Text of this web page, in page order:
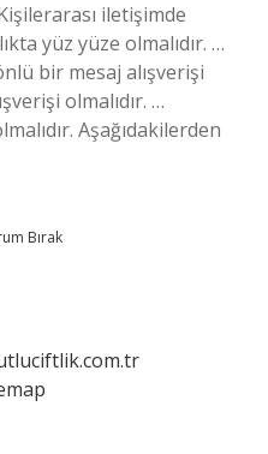
iletişimde
yüz yüze olmalıdır. …
bir mesaj alışverişi
olmalıdır. …
Aşağıdakilerden
Bırak